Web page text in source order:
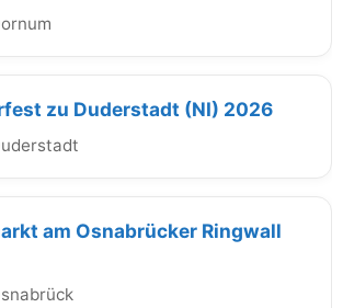
zu Duderstadt (NI) 2026
am Osnabrücker Ringwall